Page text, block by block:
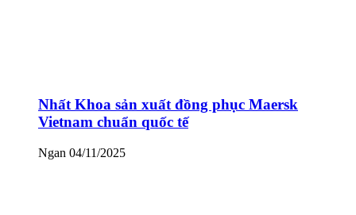
Nhất Khoa sản xuất đồng phục Maersk
Vietnam chuẩn quốc tế
Ngan 04/11/2025